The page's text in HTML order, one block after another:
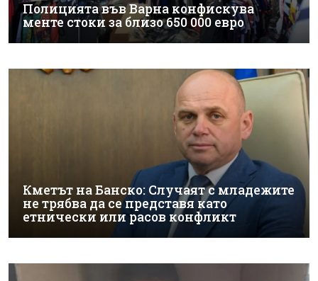
Полицията във Варна конфискува
менте стоки за близо 650 000 евро
Кметът на Банско: Случаят с младежите
не трябва да се представя като
етнически или расов конфликт